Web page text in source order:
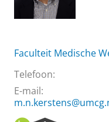
Faculteit Medische
Telefoon:
E-mail: